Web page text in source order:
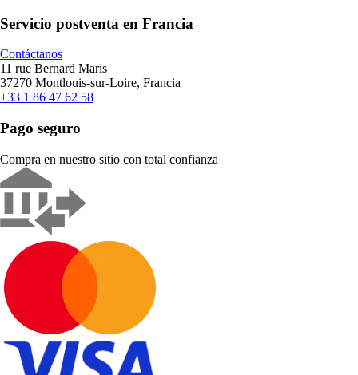
Servicio postventa en Francia
Contáctanos
11 rue Bernard Maris
37270 Montlouis-sur-Loire, Francia
+33 1 86 47 62 58
Pago seguro
Compra en nuestro sitio con total confianza